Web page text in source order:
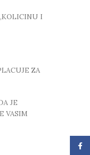
I
ZA
JE
VASIM